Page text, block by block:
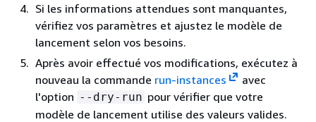
Si les informations attendues sont manquantes,
vérifiez vos paramètres et ajustez le modèle de
lancement selon vos besoins.
Après avoir effectué vos modifications, exécutez à
nouveau la commande run-instances
avec
l'option --dry-run pour vérifier que votre
modèle de lancement utilise des valeurs valides.